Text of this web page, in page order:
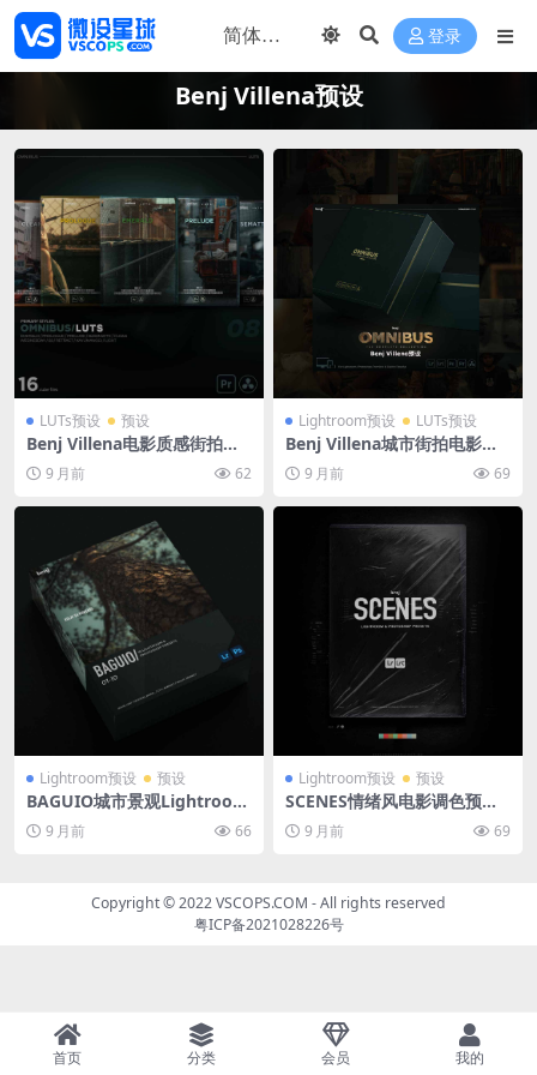
登录
Benj Villena预设
LUTs预设 预设
Benj Villena电影质感街拍调
色套装 31款LUT预设支持FCP
X达芬奇PS调色
9 月前 62
Lightroom预设 LUTs预设
Benj Villena城市街拍电影感
调色套装 100+LR预设与31款
LUT视频调色包
9 月前 69
Lightroom预设 预设
BAGUIO城市景观Lightroom
预设包 Benj Villena碧瑶摄影
调色合集
9 月前 66
Lightroom预设 预设
SCENES情绪风电影调色预设
摄影师Benj Villena经典场景
调色包
9 月前 69
Copyright © 2022VSCOPS.COM - All rights reserved
粤ICP备2021028226号
首页 分类 会员 我的